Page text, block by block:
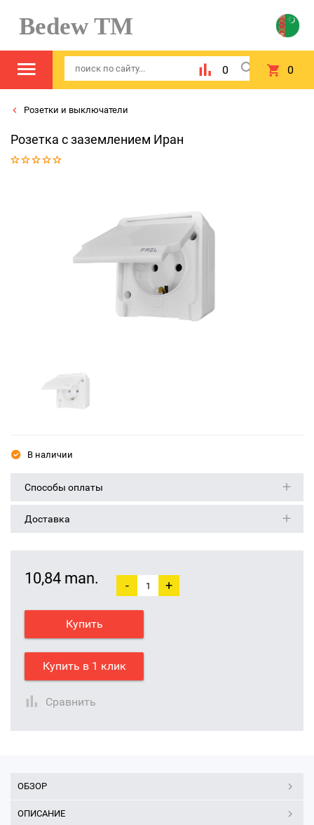
Bedew TM
0 0
Розетки и выключатели
Розетка с заземлением Иран
В наличии
Способы оплаты
Доставка
10,84 man. - +
Купить
Купить в 1 клик
Сравнить
ОБЗОР
ОПИСАНИЕ